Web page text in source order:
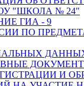
"ШКОЛА № 24"
ГИА - 9
ПО
И